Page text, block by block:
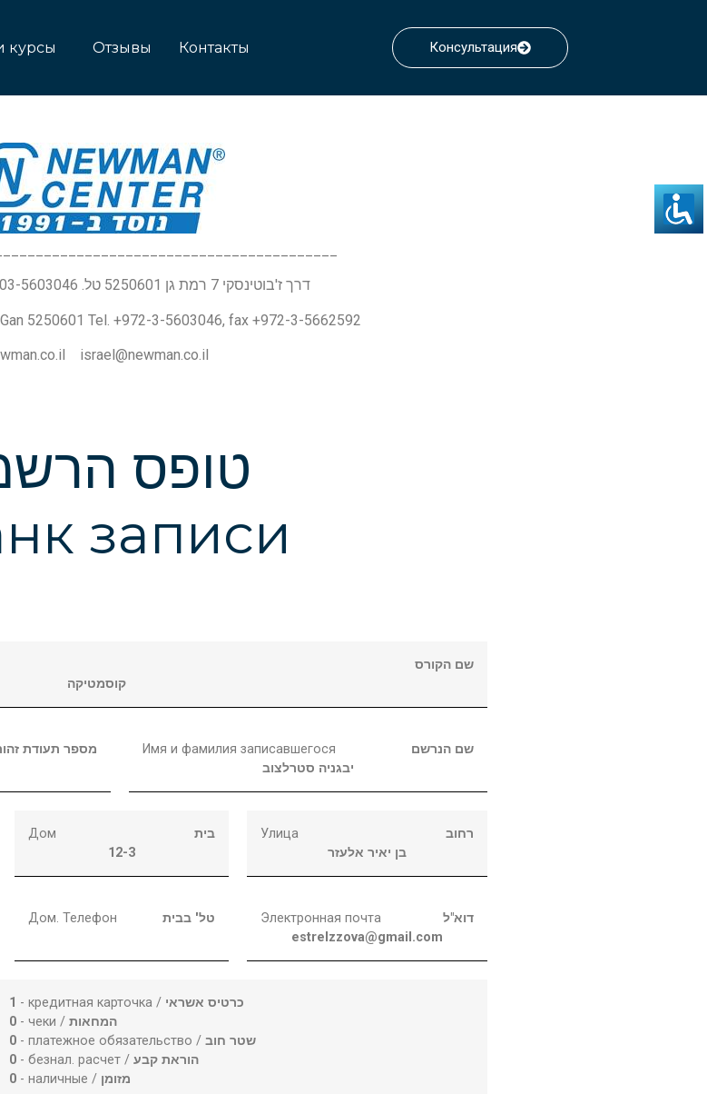
курсы Отзывы Контакты Консультация
דרך ז'בוטינסקי 7 רמת גן 5250601 טל. 03-5603046, פקס 03-5662592
5250601 Tel. +972-3-5603046, fax +972-3-5662592
israel@newman.co.il
טופס
записи
שם הקורס
קוסמטיקה
מספר תעודת
Имя и фамилия записавшегося
שם הנרשם
יבגניה סטרלצוב
Дом
בית
12-3
Улица
רחוב
בן יאיר אלעזר
Дом. Телефон טל' בבית Электронная почта
דוא"ל
estrelzzova@gmail.com
1 - кредитная карточка / כרטיס אשראי
0- чеки / המחאות
0- платежное обязательство / שטר חוב
0- безнал. расчет / הוראת קבע
0- наличные / מזומן